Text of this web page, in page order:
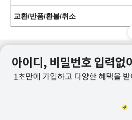
교환/반품/환불/취소
상호명 : 미니커플샷
대표 : 이근창
사업자등록번호 :109-12-59228